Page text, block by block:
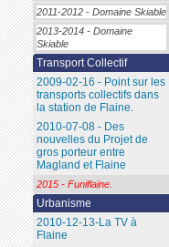
2011-2012 - Domaine Skiable
2013-2014 - Domaine
Skiable
Transport Collectif
2009-02-16 - Point sur les
transports collectifs dans
la station de Flaine.
2010-07-08 - Des
nouvelles du Projet de
gros porteur entre
Magland et Flaine
2015 - Funiflaine.
Urbanisme
2010-12-13-La TV à
Flaine